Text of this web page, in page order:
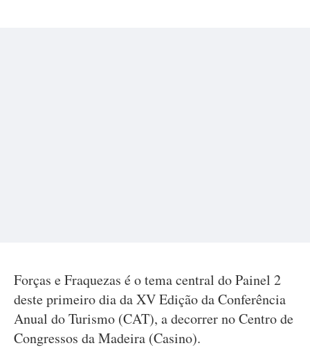
Forças e Fraquezas é o tema central do Painel 2
deste primeiro dia da XV Edição da Conferência
Anual do Turismo (CAT), a decorrer no Centro de
Congressos da Madeira (Casino).